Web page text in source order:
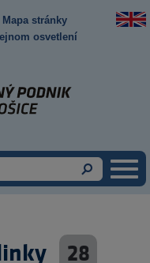
Mapa stránky
osvetlení
28